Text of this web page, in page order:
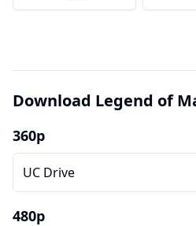
Download Legend of
360p
UC Drive
480p